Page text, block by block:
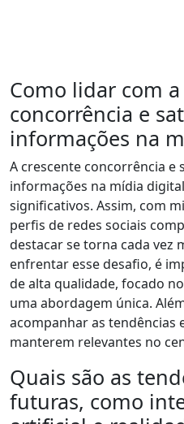
Como lidar com
concorrência e
informações na
A crescente concorrência e
informações na mídia
significativos. Assim, com
perfis de redes sociais
destacar se torna cada vez
enfrentar esse desafio, é
de alta qualidade, focado
uma abordagem única.
acompanhar as tendências
manterem relevantes no
Quais são as
futuras, como